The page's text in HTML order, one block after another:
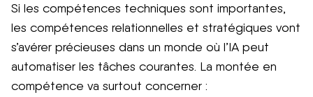
Si les compétences techniques sont importantes,
les compétences relationnelles et stratégiques vont
s’avérer précieuses dans un monde où l’IA peut
automatiser les tâches courantes. La montée en
compétence va surtout concerner :